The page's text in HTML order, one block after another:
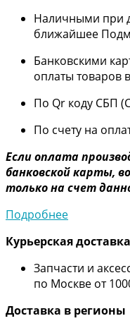
Наличными при
ближайшее
Банковскими
оплаты товаров
По Qr коду СБП
По счету на
Если оплата
банковской карты,
только на счет
Подробнее
Курьерская доставка
Запчасти и
по Москве от
Доставка в регионы